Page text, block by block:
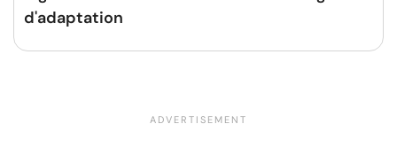
d'adaptation